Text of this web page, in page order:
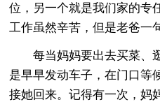
位，另一个就是我们家的专
工作虽然辛苦，但是老爸一
每当妈妈要出去买菜、
是早早发动车子，在门口等
接她回来。记得有一次，妈